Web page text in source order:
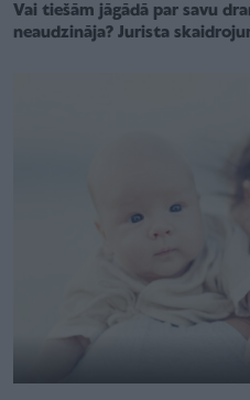
Vai tiešām jāgādā par savu
neaudzināja? Jurista